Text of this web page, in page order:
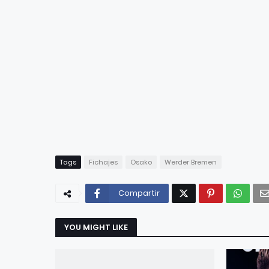
Tags Fichajes Osako Werder Bremen
Compartir
YOU MIGHT LIKE